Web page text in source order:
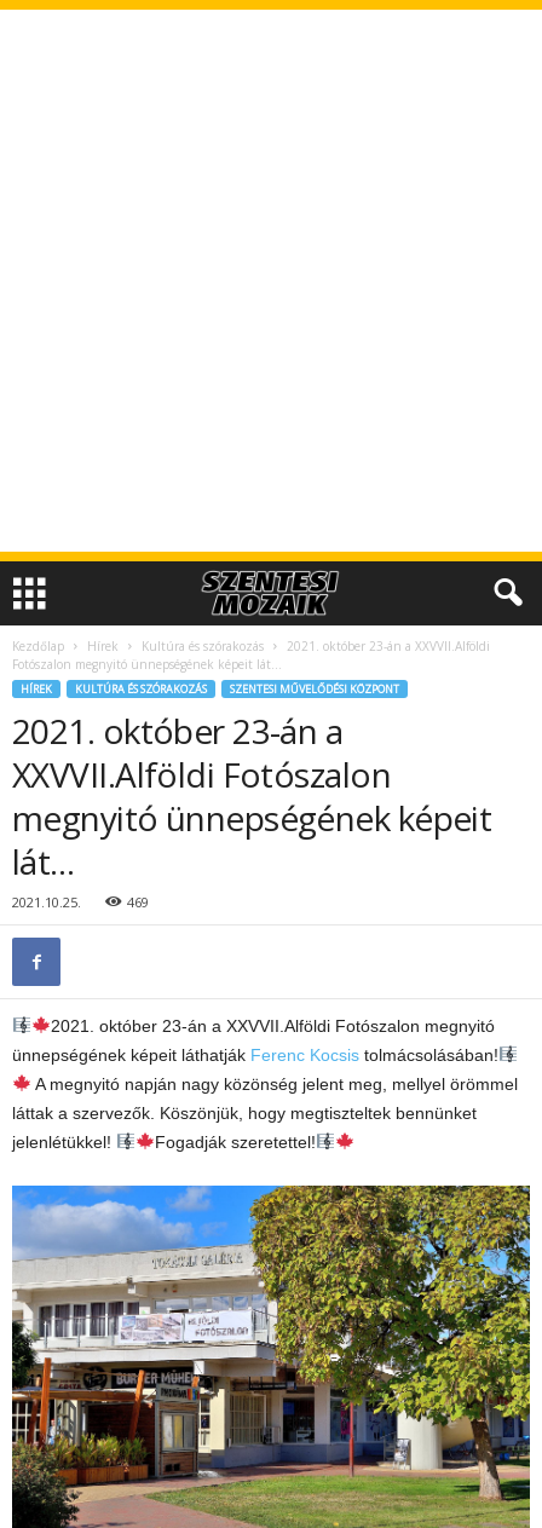
Kezdőlap Hírek Kultúra és szórakozás
2021. október 23-án a XXVVII.Alföldi
Fotószalon megnyitó ünnepségének képeit lát…
HÍREK KULTÚRA ÉS SZÓRAKOZÁS SZENTESI MŰVELŐDÉSI KÖZPONT
2021. október 23-án a
XXVVII.Alföldi Fotószalon
megnyitó ünnepségének képeit
lát…
2021.10.25. 469
2021. október 23-án a XXVVII.Alföldi Fotószalon megnyitó
ünnepségének képeit láthatják Ferenc Kocsis tolmácsolásában!
A megnyitó napján nagy közönség jelent meg, mellyel örömmel
láttak a szervezők. Köszönjük, hogy megtiszteltek bennünket
jelenlétükkel!
Fogadják szeretettel!